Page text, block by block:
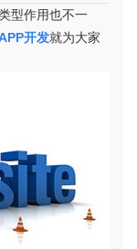
型作用也不一
开发就为大家